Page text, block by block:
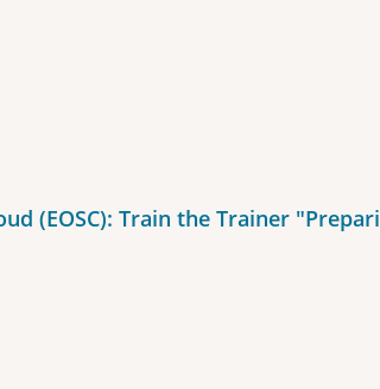
(EOSC): Train the Trainer